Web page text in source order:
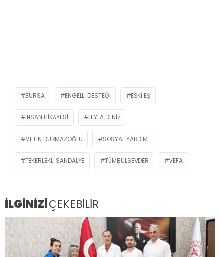
BURSA ENGELLI DESTEĞI ESKI EŞ
INSAN HIKAYESI LEYLA DENIZ
METIN DURMAZOĞLU SOSYAL YARDIM
TEKERLEKLI SANDALYE TÜMBULSEVDER VEFA
İLGİNİZİÇEKEBİLİR